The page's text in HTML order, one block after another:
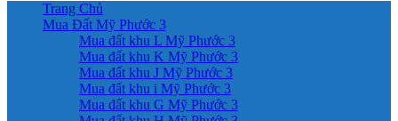
Trang Chủ
Mua Đất Mỹ Phước 3
Mua đất khu L Mỹ Phước 3
Mua đất khu K Mỹ Phước 3
Mua đất khu J Mỹ Phước 3
Mua đất khu i Mỹ Phước 3
Mua đất khu G Mỹ Phước 3